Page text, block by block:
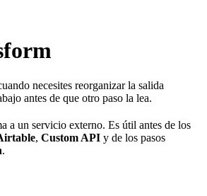
necesites reorganizar la salida
antes de que otro paso la lea.
a un servicio externo. Es útil antes de los
, Custom API y de los pasos
.